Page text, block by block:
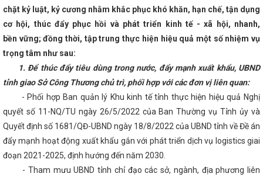
nhà đầu tư trạm sạc điện
Nâng cao chất lượng công tác tham
cấp ủy trong kỷ nguyên chuyển đổi số
Nhiều cơ hội thu hút
nghiệp Hà Tĩnh tại Hội chợ thương mại quốc tế Vietnam Expo 2023
bị tiếp nhận Công ty TNHH MTV Vận hành hệ thống điện và thị
công tác phụ nữ và bình đẳng giới là nhiệm vụ chính trị trọng tâm,
ĐỘNG CÔNG THƯƠNG QUÝ I NĂM 2023
của người tiêu dùng Việt Nam năm 2025
Chủ tịch UBND tỉnh
chủ động triển khai các biện pháp ứng phó với bão số 12 và mưa
đồng hành cùng Hà Tĩnh trong giai đoạn phát triển mới
hiệu suất kinh doanh nhờ ứng dụng mạnh mẽ chuyển đổi số
i-
cài đặt
Hà Tĩnh phấn đấu thành lập mới 1.100 doanh nghiệp
cho thương hiệu Hà Tĩnh tại Hội chợ Mùa Thu 2025
Bộ Công
xăng E10 trên toàn quốc từ 01/6/2026
VinFast và chương trình
Tổ chức thành công Đại hội Chi đoàn Sở Công Thương nhiệm
Hội chợ triển lãm hàng công nghiệp nông thôn tiêu biểu khu vực
mạc Phiên đàm phán lần thứ 8 nâng cấp Hiệp định Thương mại
Lễ chuyển giao Trung tâm Điều độ Hệ thống điện Quốc
chặt kỷ luật, kỷ cương nhằm khắc phục khó khăn, hạn chế, tận dụng
cơ hội, thúc đẩy phục hồi và phát triển kinh tế - xã hội, nhanh,
bền vững; đồng thời, tập trung thực hiện hiệu quả một số nhiệm vụ
trọng tâm như sau:
1. Để thúc đẩy tiêu dùng trong nước, đẩy mạnh xuất khẩu, UBND
tỉnh giao Sở Công Thương chủ trì, phối hợp với các đơn vị liên quan:
- Phối hợp Ban quản lý Khu kinh tế tỉnh thực hiện hiệu quả Nghị
quyết số 11-NQ/TU ngày 26/5/2022 của Ban Thường vụ Tỉnh ủy và
Quyết định số 1681/QĐ-UBND ngày 18/8/2022 của UBND tỉnh về Đề án
đẩy mạnh hoạt động xuất khẩu gắn với phát triển dịch vụ logistics giai
đoạn 2021-2025, định hướng đến năm 2030.
- Tham mưu UBND tỉnh chỉ đạo các sở, ngành, địa phương liên